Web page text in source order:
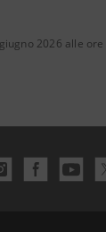
2026 alle ore